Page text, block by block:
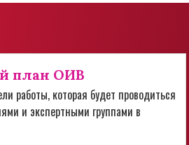
план ОИВ
работы, которая будет проводиться
и экспертными группами в